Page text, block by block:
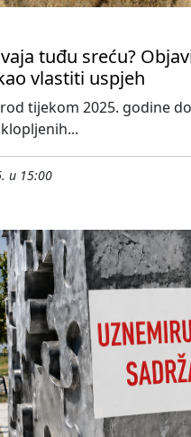
tuđu sreću?
vlastiti uspjeh
tijekom 2025. godine
u 15:00